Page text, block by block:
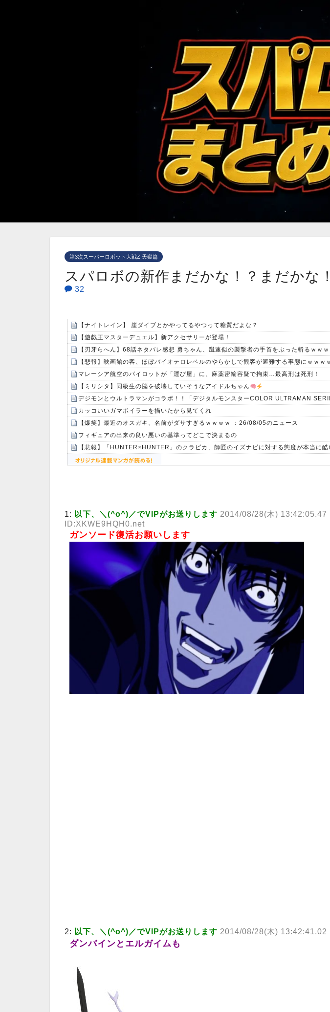
第3次スーパーロボット大戦Z 天獄篇
スパロボの新作まだかな！？まだかな
32
【ナイトレイン】 崖ダイブとかやってるやつって糖質だよな？
【遊戯王マスターデュエル】新アクセサリーが登場！
【刃牙らへん】68話ネタバレ感想 勇ちゃん、蹴速似の襲撃者の手首をぶった斬るｗｗｗ
【悲報】映画館の客、ほぼバイオテロレベルのやらかしで観客が避難する事態にｗｗｗ
マレーシア航空のパイロットが「運び屋」に、麻薬密輸容疑で拘束…最高刑は死刑！
【ミリシタ】同級生の脳を破壊していそうなアイドルちゃん
カッコいいガマボイラーを描いたから見てくれ
【爆笑】最近のオスガキ、名前がダサすぎるｗｗｗｗ ：26/08/05のニュース
フィギュアの出来の良い悪いの基準ってどこで決まるの
【悲報】「HUNTER×HUNTER」のクラピカ、師匠のイズナビに対する態度が本当に酷
1: 以下、＼(^o^)／でVIPがお送りします 2014/08/28(木) 13:42:05.47
ID:XKWE9HQH0.net
ガンソード復活お願いします
2: 以下、＼(^o^)／でVIPがお送りします 2014/08/28(木)
ダンバインとエルガイムも